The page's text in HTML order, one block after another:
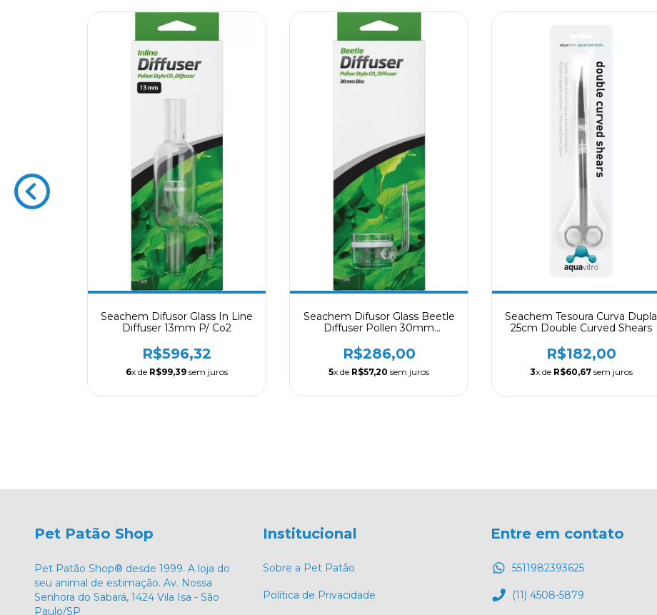
Seachem Difusor Glass In Line
Diffuser 13mm P/ Co2
R$596,32
6x de R$99,39 sem juros
Seachem Difusor Glass Beetle
Diffuser Pollen 30mm
R$286,00
5x de R$57,20 sem juros
Seachem Tesoura Curva Dupla
25cm Double Curved Shears
R$182,00
3x de R$60,67sem juros
Pet Patão Shop
Pet Patão Shop® desde 1999. A loja do
seu animal de estimação. Av. Nossa
Senhora do Sabará, 1424 Vila Isa - São
Paulo/SP
Institucional
Sobre a Pet Patão
Política de Privacidade
Entre em contato
5511982393625
(11) 4508-5879